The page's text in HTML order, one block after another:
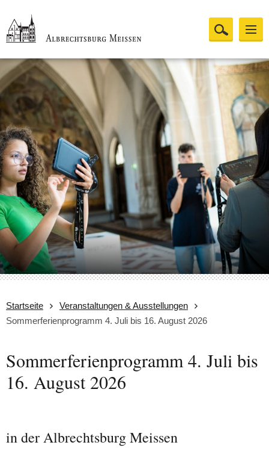
Startseite
Veranstaltungen & Ausstellungen
Sommerferienprogramm 4. Juli bis 16. August 2026
Sommerferienprogramm 4. Juli bis
16. August 2026
in der Albrechtsburg Meissen